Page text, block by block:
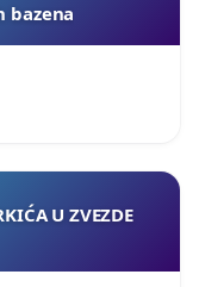
bazena
U ZVEZDE